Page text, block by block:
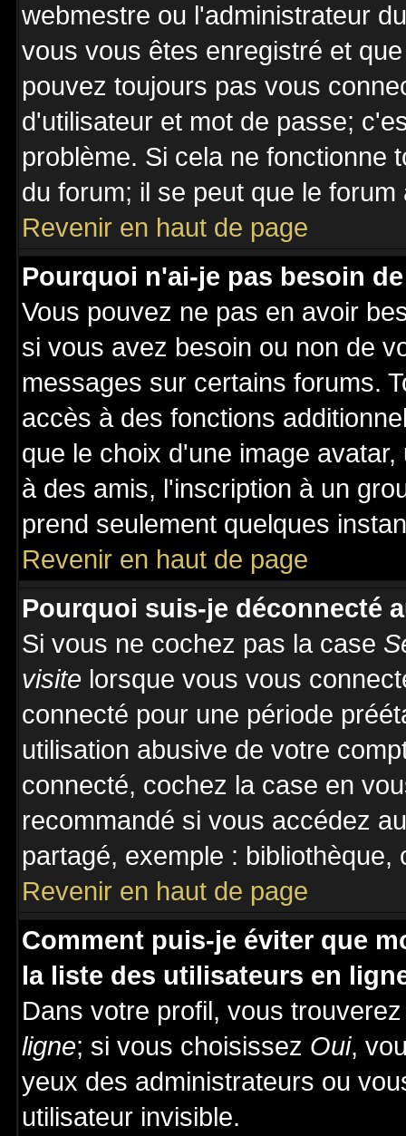
webmestre ou l'administrateur
vous vous êtes enregistré et
pouvez toujours pas vous
d'utilisateur et mot de passe;
problème. Si cela ne fonctionne
du forum; il se peut que le
Revenir en haut de page
Pourquoi n'ai-je pas besoin
Vous pouvez ne pas en avoir
si vous avez besoin ou non de
messages sur certains forums.
accès à des fonctions
que le choix d'une image
à des amis, l'inscription à un
prend seulement quelques
Revenir en haut de page
Pourquoi suis-je déconnecté
Si vous ne cochez pas la case
visite lorsque vous vous
connecté pour une période
utilisation abusive de votre
connecté, cochez la case en
recommandé si vous accédez
partagé, exemple :
Revenir en haut de page
Comment puis-je éviter que
la liste des utilisateurs en
Dans votre profil, vous
ligne; si vous choisissez Oui,
yeux des administrateurs ou
utilisateur invisible.